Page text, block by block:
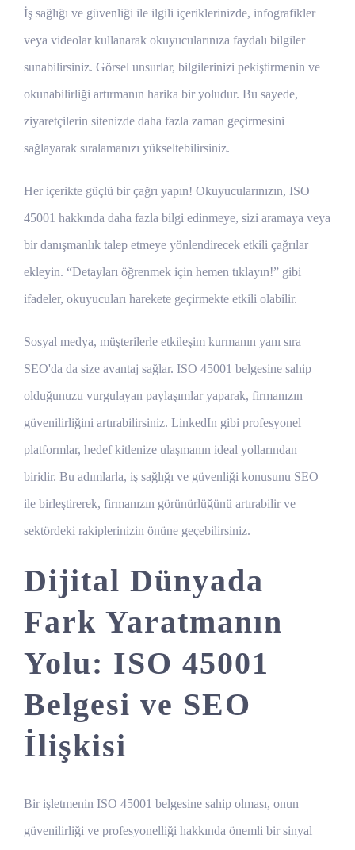
İş sağlığı ve güvenliği ile ilgili içeriklerinizde, infografikler
veya videolar kullanarak okuyucularınıza faydalı bilgiler
sunabilirsiniz. Görsel unsurlar, bilgilerinizi pekiştirmenin ve
okunabilirliği artırmanın harika bir yoludur. Bu sayede,
ziyaretçilerin sitenizde daha fazla zaman geçirmesini
sağlayarak sıralamanızı yükseltebilirsiniz.
Her içerikte güçlü bir çağrı yapın! Okuyucularınızın, ISO
45001 hakkında daha fazla bilgi edinmeye, sizi aramaya veya
bir danışmanlık talep etmeye yönlendirecek etkili çağrılar
ekleyin. “Detayları öğrenmek için hemen tıklayın!” gibi
ifadeler, okuyucuları harekete geçirmekte etkili olabilir.
Sosyal medya, müşterilerle etkileşim kurmanın yanı sıra
SEO'da da size avantaj sağlar. ISO 45001 belgesine sahip
olduğunuzu vurgulayan paylaşımlar yaparak, firmanızın
güvenilirliğini artırabilirsiniz. LinkedIn gibi profesyonel
platformlar, hedef kitlenize ulaşmanın ideal yollarından
biridir. Bu adımlarla, iş sağlığı ve güvenliği konusunu SEO
ile birleştirerek, firmanızın görünürlüğünü artırabilir ve
sektördeki rakiplerinizin önüne geçebilirsiniz.
Dijital Dünyada
Fark Yaratmanın
Yolu: ISO 45001
Belgesi ve SEO
İlişkisi
Bir işletmenin ISO 45001 belgesine sahip olması, onun
güvenilirliği ve profesyonelliği hakkında önemli bir sinyal